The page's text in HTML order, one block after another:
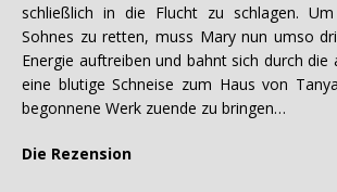
schließlich in die Flucht zu schlagen.
Sohnes zu retten, muss Mary nun umso
Energie auftreiben und bahnt sich durch die
eine blutige Schneise zum Haus von
begonnene Werk zuende zu bringen…
Die Rezension